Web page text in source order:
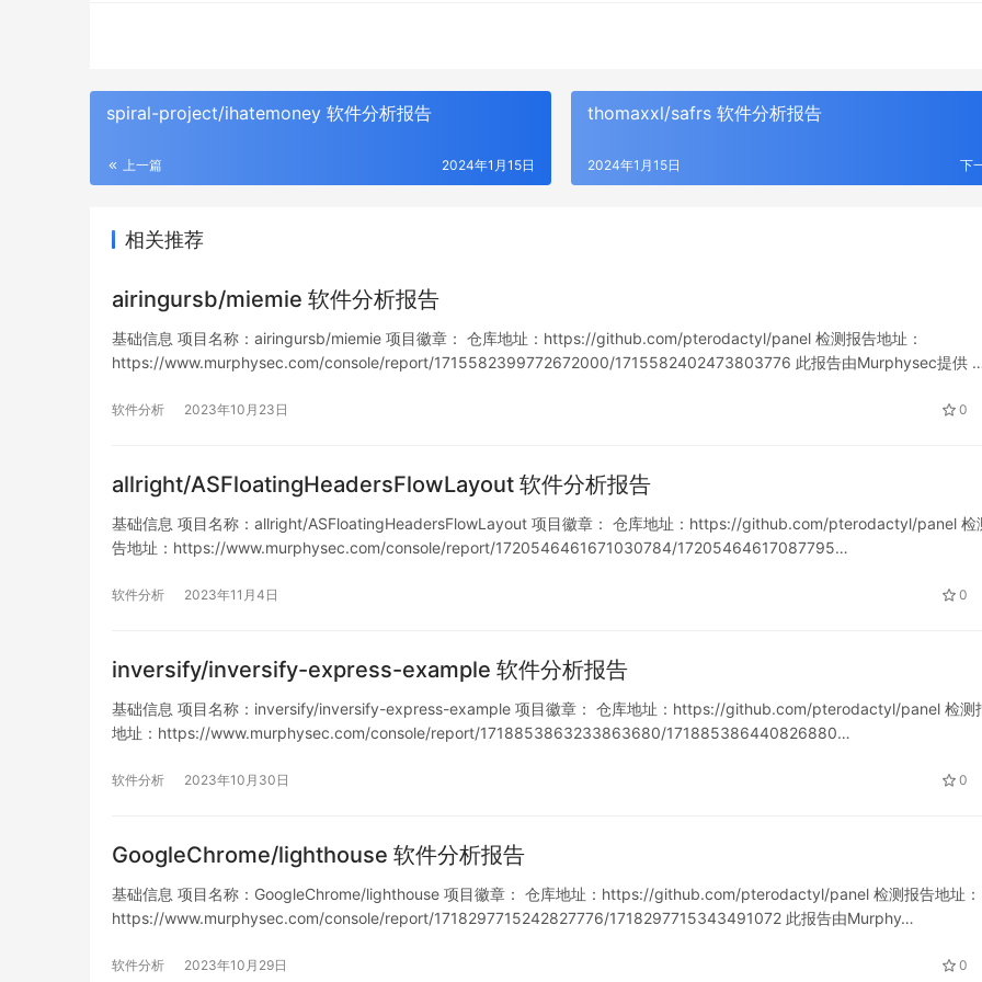
spiral-project/ihatemoney 软件分析报告
上一篇 2024年1月15日
thomaxxl/safrs 软件分析报告
下
2024年1月15日
相关推荐
airingursb/miemie 软件分析报告
基础信息 项目名称：airingursb/miemie 项目徽章： 仓库地址：https://github.com/pterodactyl/panel 检测报告地址：
https://www.murphysec.com/console/report/1715582399772672000/1715582402473803776 此报告由Murphysec提供
软件分析 2023年10月23日 0
allright/ASFloatingHeadersFlowLayout 软件分析报告
基础信息 项目名称：allright/ASFloatingHeadersFlowLayout 项目徽章： 仓库地址：https://github.com/pterodactyl/panel 检
告地址：https://www.murphysec.com/console/report/1720546461671030784/17205464617087795…
软件分析 2023年11月4日 0
inversify/inversify-express-example 软件分析报告
基础信息 项目名称：inversify/inversify-express-example 项目徽章： 仓库地址：https://github.com/pterodactyl/panel 检测
地址：https://www.murphysec.com/console/report/1718853863233863680/171885386440826880…
软件分析 2023年10月30日 0
GoogleChrome/lighthouse 软件分析报告
基础信息 项目名称：GoogleChrome/lighthouse 项目徽章： 仓库地址：https://github.com/pterodactyl/panel 检测报告地址：
https://www.murphysec.com/console/report/1718297715242827776/1718297715343491072 此报告由Murphy…
软件分析 2023年10月29日 0